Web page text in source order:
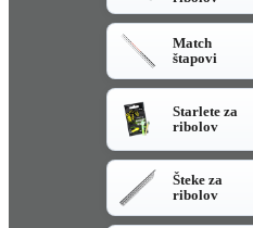
Match
štapovi
Starlete za
ribolov
Šteke za
ribolov